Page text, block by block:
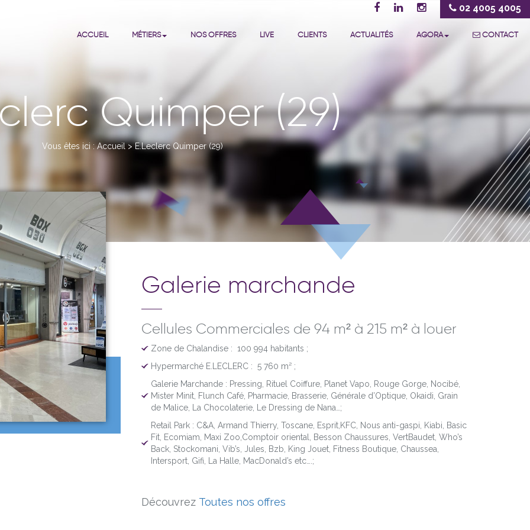
02 4005 4005
ACCUEIL MÉTIERS NOS OFFRES LIVE CLIENTS ACTUALITÉS AGORA CONTACT
Quimper (29)
Vous êtes ici :Accueil>E.Leclerc Quimper (29)
Galerie marchande
Cellules Commerciales de 94 m² à 215 m² à louer
Zone de Chalandise : 100 994 habitants ;
Hypermarché E.LECLERC : 5 760 m² ;
Galerie Marchande : Pressing, Rituel Coiffure, Planet Vapo, Rouge Gorge, Nocibé,
Mister Minit, Flunch Café, Pharmacie, Brasserie, Générale d’Optique, Okaidi, Grain
de Malice, La Chocolaterie, Le Dressing de Nana…;
Retail Park : C&A, Armand Thierry, Toscane, Esprit, KFC, Nous anti-gaspi, Kiabi,
Basic
Fit, Ecomiam, Maxi Zoo, Comptoir oriental, Besson Chaussures, VertBaudet, Who’s
Back, Stockomani, Vib’s, Jules, Bzb, King Jouet, Fitness Boutique, Chaussea,
Intersport, Gifi, La Halle, MacDonald’s etc….;
Découvrez Toutes nos offres